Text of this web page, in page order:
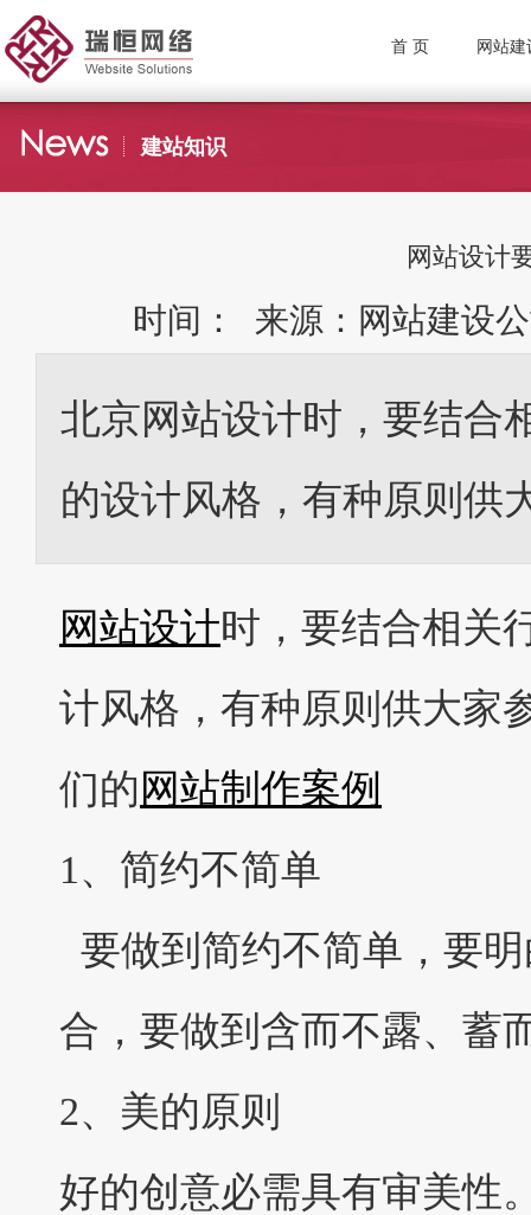
首 页 网站建
建站知识
网站设计
时间： 来源：网站建设
北京网站设计时，要结合
的设计风格，有种原则供
网站设计时，要结合相关
计风格，有种原则供大家
们的 网站制作案例
1、简约不简单
要做到 简约不简单 ，要
合，要做到含而不露、蓄
2、美的原则
好的创意必需具有审美性